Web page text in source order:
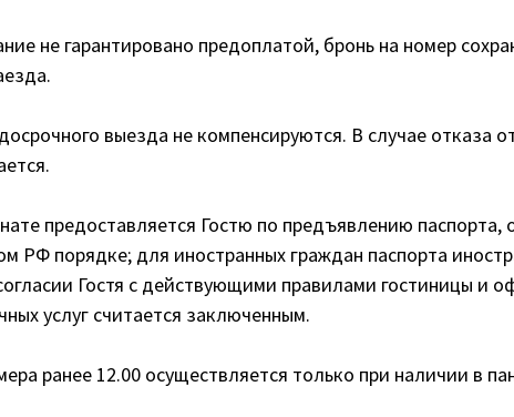
не гарантировано предоплатой, бронь на номер
выезда не компенсируются. В случае отказа
предоставляется Гостю по предъявлению паспорта,
РФ порядке; для иностранных граждан паспорта
Гостя с действующими правилами гостиницы и
услуг считается заключенным.
ранее 12.00 осуществляется только при наличии в